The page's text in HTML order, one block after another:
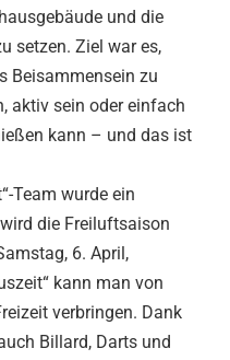
und die
setzen. Ziel war es,
Beisammensein zu
aktiv sein oder einfach
kann – und das ist
Team wurde ein
die Freiluftsaison
6. April,
kann man von
verbringen. Dank
Billard, Darts und